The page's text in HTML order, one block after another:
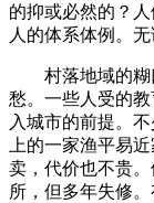
的抑或必然的？
人的体系体例。
村落地域的糊
愁。一些人受的
入城市的前提。
上的一家渔平易
卖，代价也不贵
所，但多年失修